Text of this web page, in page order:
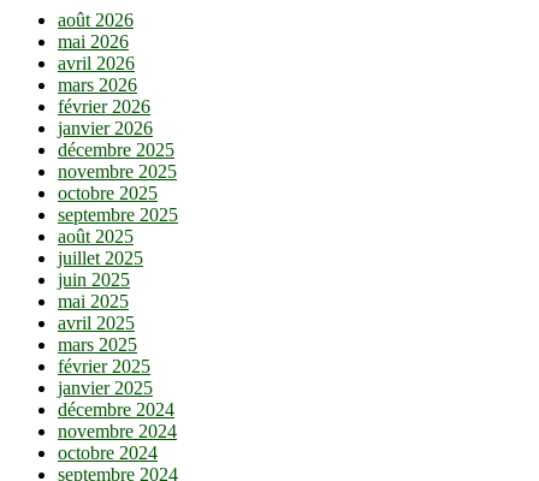
août 2026
mai 2026
avril 2026
mars 2026
février 2026
janvier 2026
décembre 2025
novembre 2025
octobre 2025
septembre 2025
août 2025
juillet 2025
juin 2025
mai 2025
avril 2025
mars 2025
février 2025
janvier 2025
décembre 2024
novembre 2024
octobre 2024
septembre 2024